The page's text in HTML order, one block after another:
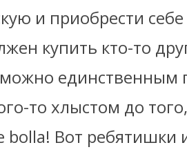
и приобрести
купить кто-то
единственным
то хлыстом до
bolla! Вот ребятишки